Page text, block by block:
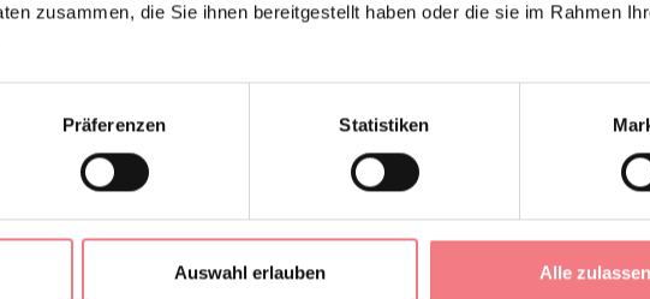
zusammen, die Sie ihnen bereitgestellt haben oder die sie im Rahmen
Präferenzen Statistiken
Auswahl erlauben Alle zulassen
2026: Freitag, samstag von 07:00 bis 02:00
: Mittwoch von 07:00 bis 02:00
: Mittwoch von 07:00 bis 02:00
: Montag, sonntag von 07:00 bis 00:00
: Montag, sonntag von 07:00 bis 00:00